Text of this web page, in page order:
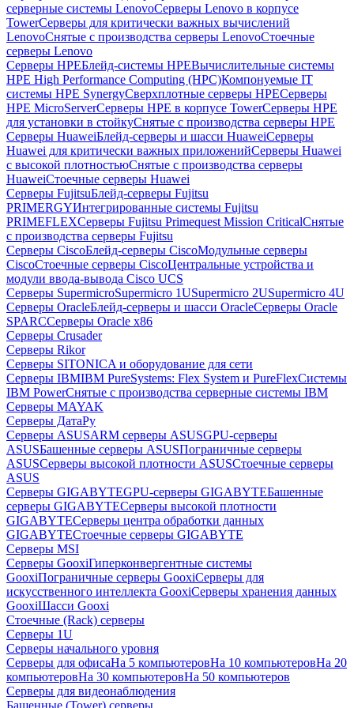
серверные системы LenovoСерверы Lenovo в корпусе
TowerСерверы для критически важных вычислений
LenovoСнятые с производства серверы LenovoСтоечные
серверы Lenovo
Серверы HPEБлейд-системы HPEВычислительные системы
HPE High Performance Computing (HPC)Компонуемые IT
системы HPE SynergyСверхплотные серверы HPEСерверы
HPE MicroServerСерверы HPE в корпусе TowerСерверы HPE
для установки в стойкуСнятые с производства серверы HPE
Серверы HuaweiБлейд-серверы и шасси HuaweiСерверы
Huawei для критически важных приложенийСерверы Huawei
с высокой плотностьюСнятые с производства серверы
HuaweiСтоечные серверы Huawei
Серверы FujitsuБлейд-серверы Fujitsu
PRIMERGYИнтегрированные системы Fujitsu
PRIMEFLEXСерверы Fujitsu Primequest Mission CriticalСнятые
с производства серверы Fujitsu
Серверы CiscoБлейд-серверы CiscoМодульные серверы
CiscoСтоечные серверы CiscoЦентральные устройства и
модули ввода-вывода Cisco UCS
Серверы SupermicroSupermicro 1USupermicro 2USupermicro 4U
Серверы OracleБлейд-серверы и шасси OracleСерверы Oracle
SPARCСерверы Oracle x86
Серверы Crusader
Серверы Rikor
Серверы SITONICA и оборудование для сети
Серверы IBMIBM PureSystems: Flex System и PureFlexСистемы
IBM PowerСнятые с производства серверные системы IBM
Серверы MAYAK
Серверы ДатаРу
Серверы ASUSARM серверы ASUSGPU-серверы
ASUSБашенные серверы ASUSПограничные серверы
ASUSСерверы высокой плотности ASUSСтоечные серверы
ASUS
Серверы GIGABYTEGPU-серверы GIGABYTEБашенные
серверы GIGABYTEСерверы высокой плотности
GIGABYTEСерверы центра обработки данных
GIGABYTEСтоечные серверы GIGABYTE
Серверы MSI
Серверы GooxiГиперконвергентные системы
GooxiПограничные серверы GooxiСерверы для
искусственного интеллекта GooxiСерверы хранения данных
GooxiШасси Gooxi
Стоечные (Rack) серверы
Серверы 1U
Серверы начального уровня
Серверы для офисаНа 5 компьютеровНа 10 компьютеровНа 20
компьютеровНа 30 компьютеровНа 50 компьютеров
Серверы для видеонаблюдения
Башенные (Tower) серверы